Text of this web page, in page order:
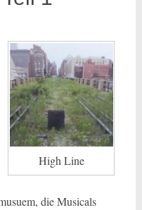
High Line
die Musicals